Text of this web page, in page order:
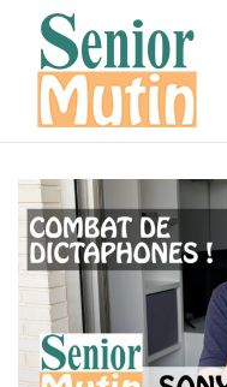
contenu